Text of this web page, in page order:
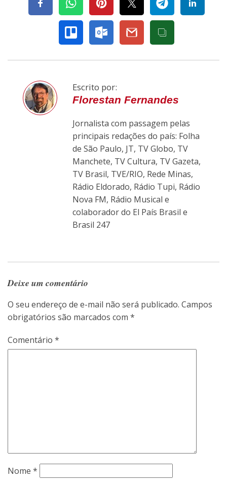
Escrito por:
Florestan Fernandes
Jornalista com passagem pelas
principais redações do país: Folha
de São Paulo, JT, TV Globo, TV
Manchete, TV Cultura, TV Gazeta,
TV Brasil, TVE/RIO, Rede Minas,
Rádio Eldorado, Rádio Tupi, Rádio
Nova FM, Rádio Musical e
colaborador do El País Brasil e
Brasil 247
Deixe um comentário
O seu endereço de e-mail não será publicado. Campos
obrigatórios são marcados com *
Comentário *
Nome *